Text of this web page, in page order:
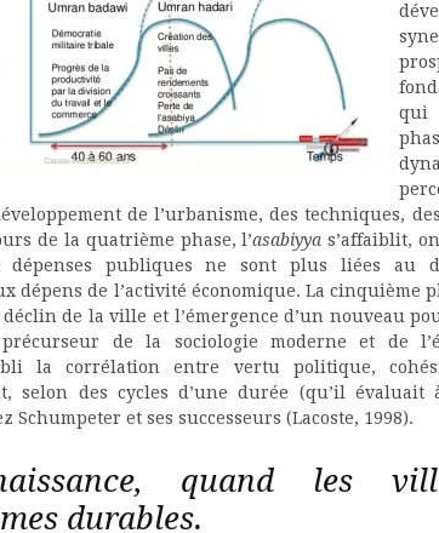
qui
de l’urbanisme, des techniques,
de la quatrième phase, l’asabiyya s’affaiblit,
dépenses publiques ne sont plus liées au
dépens de l’activité économique. La cinquième
de la ville et l’émergence d’un nouveau
précurseur de la sociologie moderne et de
la corrélation entre vertu politique,
selon des cycles d’une durée (qu’il
Schumpeter et ses successeurs (Lacoste, 1998).
quand les
durables.